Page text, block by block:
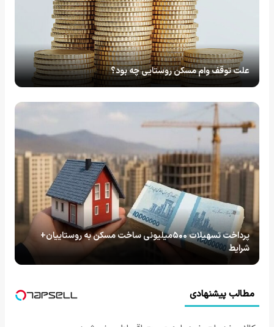
علت توقف وام مسکن روستایی چه بود؟
پرداخت تسهیلات ۵۰۰میلیونی ساخت مسکن به روستاییان+
شرایط
مطالب پیشنهادی